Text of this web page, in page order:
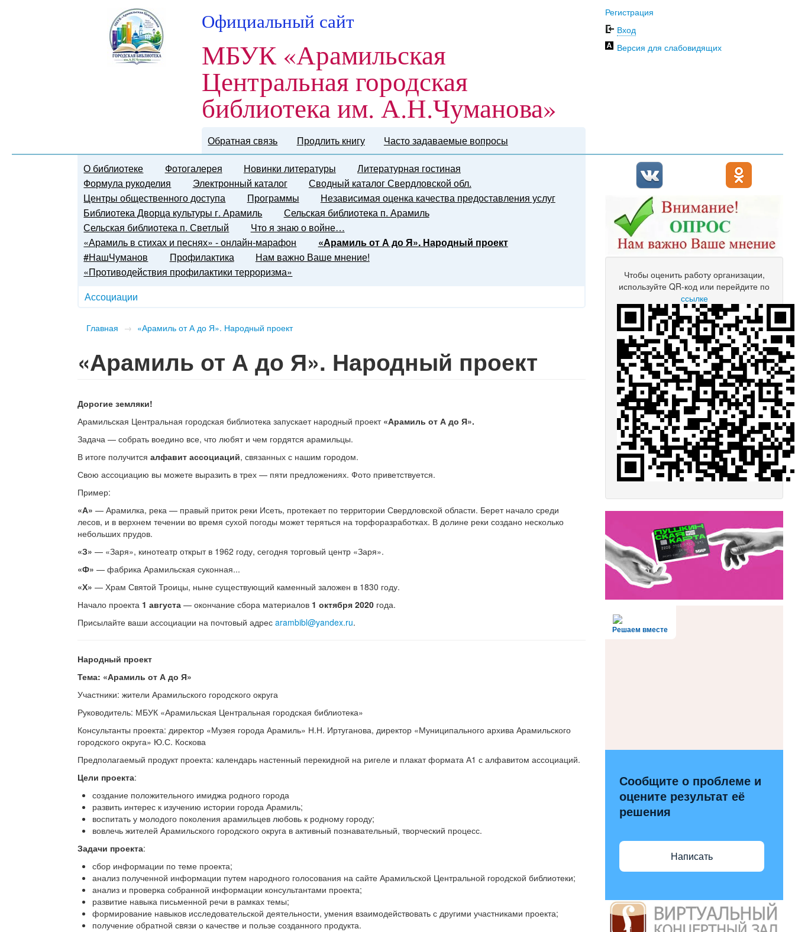
Официальный сайт
МБУК «Арамильская
Центральная городская
библиотека им. А.Н.Чуманова»
Обратная связь Продлить книгу Часто задаваемые вопросы
Регистрация
Вход
Версия для слабовидящих
О библиотеке Фотогалерея Новинки литературы
Литературная гостиная
Формула рукоделия
Электронный каталог
Сводный каталог Свердловской обл.
Центры общественного доступа
Программы
Независимая оценка качества предоставления услуг
Библиотека Дворца культуры г. Арамиль
Сельская библиотека п. Арамиль
Сельская библиотека п. Светлый
Что я знаю о войне…
«Арамиль в стихах и песнях» - онлайн-марафон
«Арамиль от А до Я». Народный проект
#НашЧуманов
Профилактика
Нам важно Ваше мнение!
«Противодействия профилактики терроризма»
Ассоциации
Главная → «Арамиль от А до Я». Народный проект
«Арамиль от А до Я». Народный проект
Дорогие земляки!
Арамильская Центральная городская библиотека запускает народный проект «Арамиль от А до Я».
Задача — собрать воедино все, что любят и чем гордятся арамильцы.
В итоге получитсяалфавит ассоциаций, связанных с нашим городом.
Свою ассоциацию вы можете выразить в трех — пяти предложениях. Фото приветствуется.
Пример:
«А» — Арамилка, река — правый приток реки Исеть, протекает по территории Свердловской области. Берет начало среди
лесов, и в верхнем течении во время сухой погоды может теряться на торфоразработках. В долине реки создано несколько
небольших прудов.
«З» — «Заря», кинотеатр открыт в 1962 году, сегодня торговый центр «Заря».
«Ф» — фабрика Арамильская суконная...
«Х» — Храм Святой Троицы, ныне существующий каменный заложен в 1830 году.
Начало проекта 1 августа — окончание сбора материалов 1 октября 2020 года.
Присылайте ваши ассоциации на почтовый адресarambibl@yandex.ru.
Народный проект
Тема: «Арамиль от А до Я»
Участники: жители Арамильского городского округа
Руководитель: МБУК «Арамильская Центральная городская библиотека»
Консультанты проекта: директор «Музея города Арамиль» Н.Н. Иртуганова, директор «Муниципального архива Арамильского
городского округа» Ю.С. Коскова
Предполагаемый продукт проекта: календарь настенный перекидной на ригеле и плакат формата А1 с алфавитом ассоциаций.
Цели проекта:
создание положительного имиджа родного города
развить интерес к изучению истории города Арамиль;
воспитать у молодого поколения арамильцев любовь к родному городу;
вовлечь жителей Арамильского городского округа в активный познавательный, творческий процесс.
Задачи проекта:
сбор информации по теме проекта;
анализ полученной информации путем народного голосования на сайте Арамильской Центральной городской библиотеки;
анализ и проверка собранной информации консультантами проекта;
развитие навыка письменной речи в рамках темы;
формирование навыков исследовательской деятельности, умения взаимодействовать с другими участниками проекта;
получение обратной связи о качестве и пользе созданного продукта.
Чтобы оценить работу организации,
используйте QR-код или перейдите по
ссылке
Решаем вместе
Сообщите о проблеме и
оцените результат её
решения
Написать